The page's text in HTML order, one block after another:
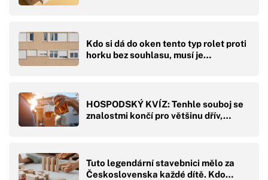
Kdo si dá do oken tento typ rolet proti
horku bez souhlasu, musí je…
HOSPODSKÝ KVÍZ: Tenhle souboj se
znalostmi končí pro většinu dřív,…
Tuto legendární stavebnici mělo za
Československa každé dítě. Kdo…